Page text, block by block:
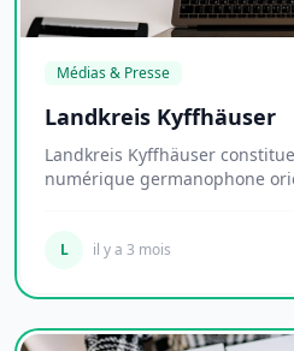
Médias & Presse
Landkreis Kyffhäuser
Landkreis Kyffhäuser
numérique germanophone
L il y a 3 mois